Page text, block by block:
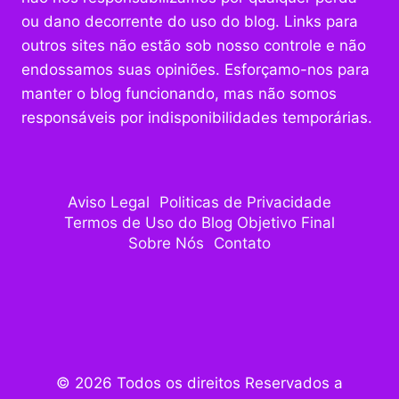
ou dano decorrente do uso do blog. Links para
outros sites não estão sob nosso controle e não
endossamos suas opiniões. Esforçamo-nos para
manter o blog funcionando, mas não somos
responsáveis por indisponibilidades temporárias.
Aviso Legal
Politicas de Privacidade
Termos de Uso do Blog Objetivo Final
Sobre Nós
Contato
© 2026 Todos os direitos Reservados a